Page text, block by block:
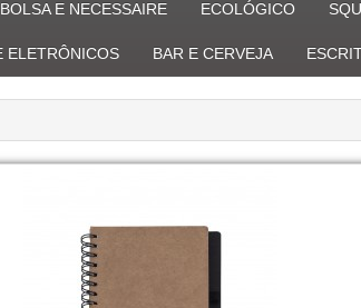
BOLSA E NECESSAIRE ECOLÓGICO
ELETRÔNICOS BAR E CERVEJA